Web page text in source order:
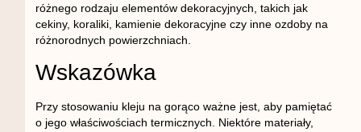
różnego rodzaju elementów dekoracyjnych, takich jak
cekiny, koraliki, kamienie dekoracyjne czy inne ozdoby na
różnorodnych powierzchniach.
Wskazówka
Przy stosowaniu kleju na gorąco ważne jest, aby pamiętać
o jego właściwościach termicznych. Niektóre materiały,